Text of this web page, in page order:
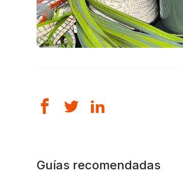
Guías recomendadas